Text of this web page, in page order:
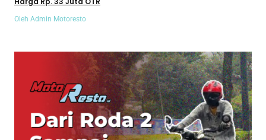
Oleh Admin Motoresto